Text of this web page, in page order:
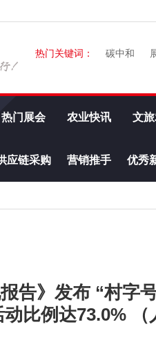
热门关键词： 碳中和
热门展会 农业快讯 文
应链采购 营销推手 优秀
告》发布 “村字
比例达73.0% （